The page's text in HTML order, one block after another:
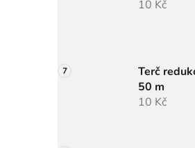
10 Kč
Terč
50 m
10 Kč